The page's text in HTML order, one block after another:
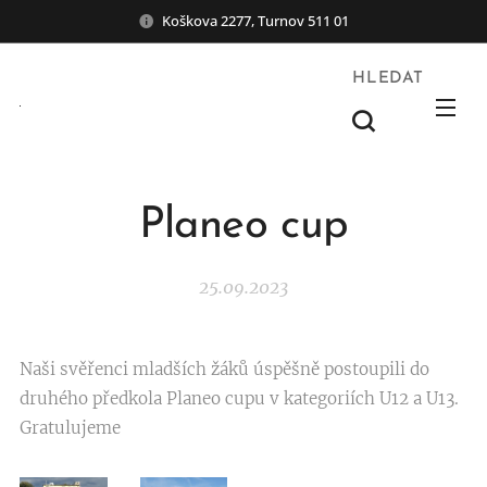
Koškova 2277, Turnov 511 01
HLEDAT
Planeo cup
25.09.2023
Naši svěřenci mladších žáků úspěšně postoupili do
druhého předkola Planeo cupu v kategoriích U12 a U13.
Gratulujeme